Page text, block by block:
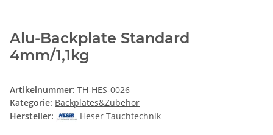
Alu-Backplate Standard
4mm/1,1kg
Artikelnummer: TH-HES-0026
Kategorie: Backplates&Zubehör
Hersteller:
Heser Tauchtechnik